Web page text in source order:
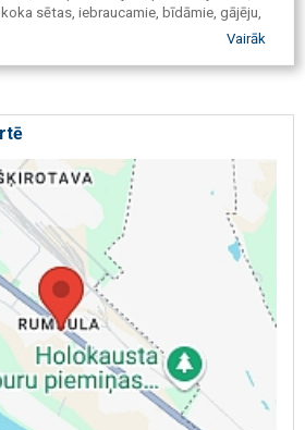
sētas, iebraucamie, bīdāmie, gājēju,
ruļļu, metāla, angāru, vārtu stabiņi,
nožogojuma sistēmas, paneļa žogs,
alumīnija logi, jumtu remonts, jumta
šīferim, tirdzniecība, serviss, montāža,
sētas vārtiņi, Nestandarta vārti,
slīdošo vārtu konstrukcijas,
rūpniecisko, privāto, privātajām,
teritorijām, sabiedriskajām, sabiedrisko
sistēmas, Teritorijas
montāža, Atvēršanas mehānismi,
formas, Kompleksās sistēmas, karsti
ar karsto, karstā pulverkrāsošana,
profila, profili, metāla kalumi,
Alumīnija sekcijas, Vertikālai
Ar putām siltināti vārti,
Vērtnes, Metāla stabi, Koka stabi,
automātiskajā versijā, Pults,
atslēgas, foto elementi, individuāli,
Vairāk